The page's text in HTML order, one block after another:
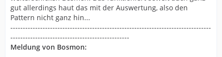
gut allerdings haut das mit der Auswertung, also den
Pattern nicht ganz hin...
---------------------------------------------------------------------------------
------------------------------------------------
Meldung von Bosmon: